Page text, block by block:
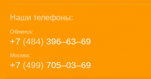
Наши телефоны:
Обнинск:
+7 (484) 396‒63‒69
Москва:
+7 (499) 705‒03‒69